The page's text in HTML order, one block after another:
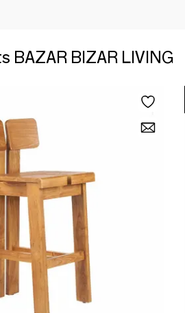
BAZAR BIZAR LIVING